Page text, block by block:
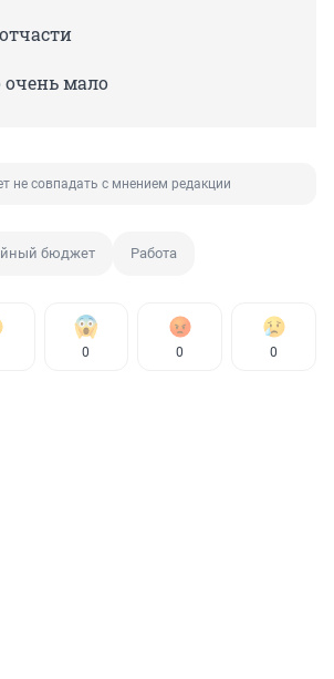
очень мало
не совпадать с мнением редакции
бюджет Работа
0 0 0